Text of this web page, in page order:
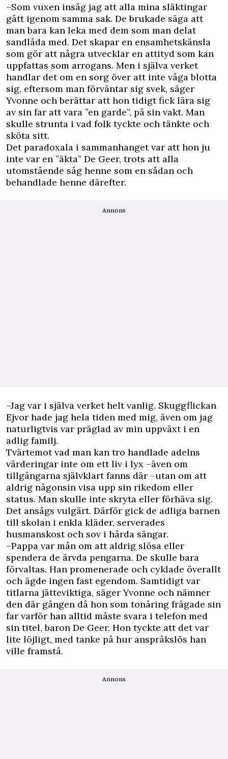
–Som vuxen insåg jag att alla mina släktingar
gått igenom samma sak. De brukade säga att
man bara kan leka med dem som man delat
sandlåda med. Det skapar en ensamhetskänsla
som gör att några utvecklar en attityd som kan
uppfattas som arrogans. Men i själva verket
handlar det om en sorg över att inte våga blotta
sig, eftersom man förväntar sig svek, säger
Yvonne och berättar att hon tidigt fick lära sig
av sin far att vara ”en garde”, på sin vakt. Man
skulle strunta i vad folk tyckte och tänkte och
sköta sitt.
Det paradoxala i sammanhanget var att hon ju
inte var en ”äkta” De Geer, trots att alla
utomstående såg henne som en sådan och
behandlade henne därefter.
Annons
–Jag var i själva verket helt vanlig. Skuggflickan
Ejvor hade jag hela tiden med mig, även om jag
naturligtvis var präglad av min uppväxt i en
adlig familj.
Tvärtemot vad man kan tro handlade adelns
värderingar inte om ett liv i lyx –även om
tillgångarna självklart fanns där –utan om att
aldrig någonsin visa upp sin rikedom eller
status. Man skulle inte skryta eller förhäva sig.
Det ansågs vulgärt. Därför gick de adliga barnen
till skolan i enkla kläder, serverades
husmanskost och sov i hårda sängar.
–Pappa var mån om att aldrig slösa eller
spendera de ärvda pengarna. De skulle bara
förvaltas. Han promenerade och cyklade överallt
och ägde ingen fast egendom. Samtidigt var
titlarna jätteviktiga, säger Yvonne och nämner
den där gången då hon som tonåring frågade sin
far varför han alltid måste svara i telefon med
sin titel, baron De Geer. Hon tyckte att det var
lite löjligt, med tanke på hur anspråkslös han
ville framstå.
Annons